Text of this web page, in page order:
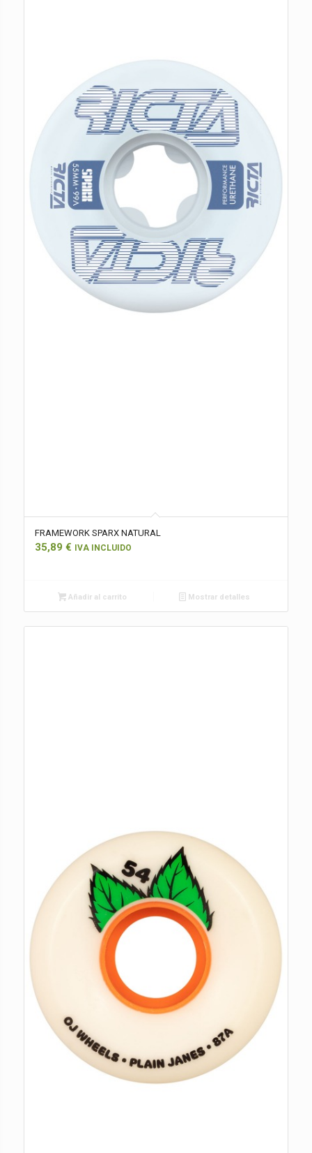
FRAMEWORK SPARX NATURAL
35,89 € IVA INCLUIDO
Añadir al carrito Mostrar detalles